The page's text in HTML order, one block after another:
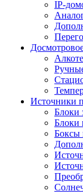
IP-
Источники
Блоки
Блоки
Боксы